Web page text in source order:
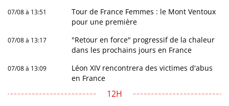
07/08 à 13:51
Tour de France Femmes : le Mont Ventoux
pour une première
07/08 à 13:17
"Retour en force" progressif de la chaleur
dans les prochains jours en France
07/08 à 13:09
Léon XIV rencontrera des victimes d'abus
en France
12H